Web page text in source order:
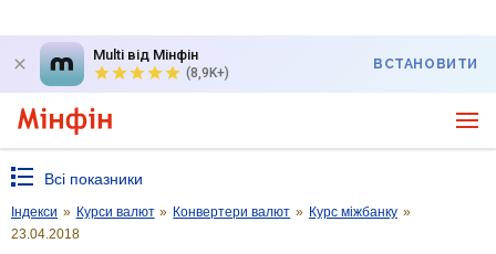
Multi від Мінфін
(8,9K+)
ВСТАНОВИТИ
Всі показники
Індекси » Курси валют » Конвертери валют » Курс міжбанку »
23.04.2018